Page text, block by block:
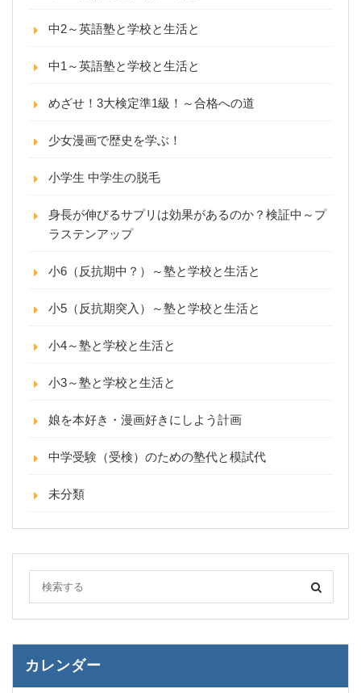
中2～英語塾と学校と生活と
中1～英語塾と学校と生活と
めざせ！3大検定準1級！～合格への道
少女漫画で歴史を学ぶ！
小学生 中学生の脱毛
身長が伸びるサプリは効果があるのか？検証中～プ
ラステンアップ
小6（反抗期中？）～塾と学校と生活と
小5（反抗期突入）～塾と学校と生活と
小4～塾と学校と生活と
小3～塾と学校と生活と
娘を本好き・漫画好きにしよう計画
中学受験（受検）のための塾代と模試代
未分類
カレンダー